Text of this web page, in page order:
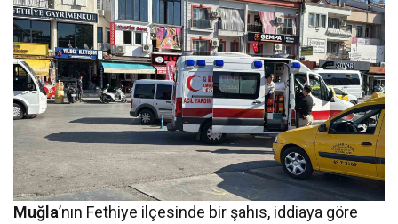
Muğla’nın Fethiye ilçesinde bir şahıs, iddiaya göre